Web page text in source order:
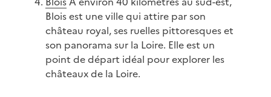
Blois est une ville qui attire par son
château royal, ses ruelles pittoresques et
son panorama sur la Loire. Elle est un
point de départ idéal pour explorer les
châteaux de la Loire.